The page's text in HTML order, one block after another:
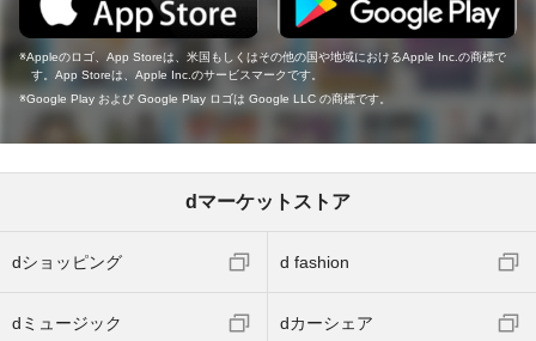
Appleのロゴ、App Storeは、米国もしくはその他の国や地域におけるApple Inc.の商標で
す。App Storeは、Apple Inc.のサービスマークです。
Google Play および Google Play ロゴは Google LLC の商標です。
dマーケットストア
dショッピング d fashion
dミュージック dカーシェア